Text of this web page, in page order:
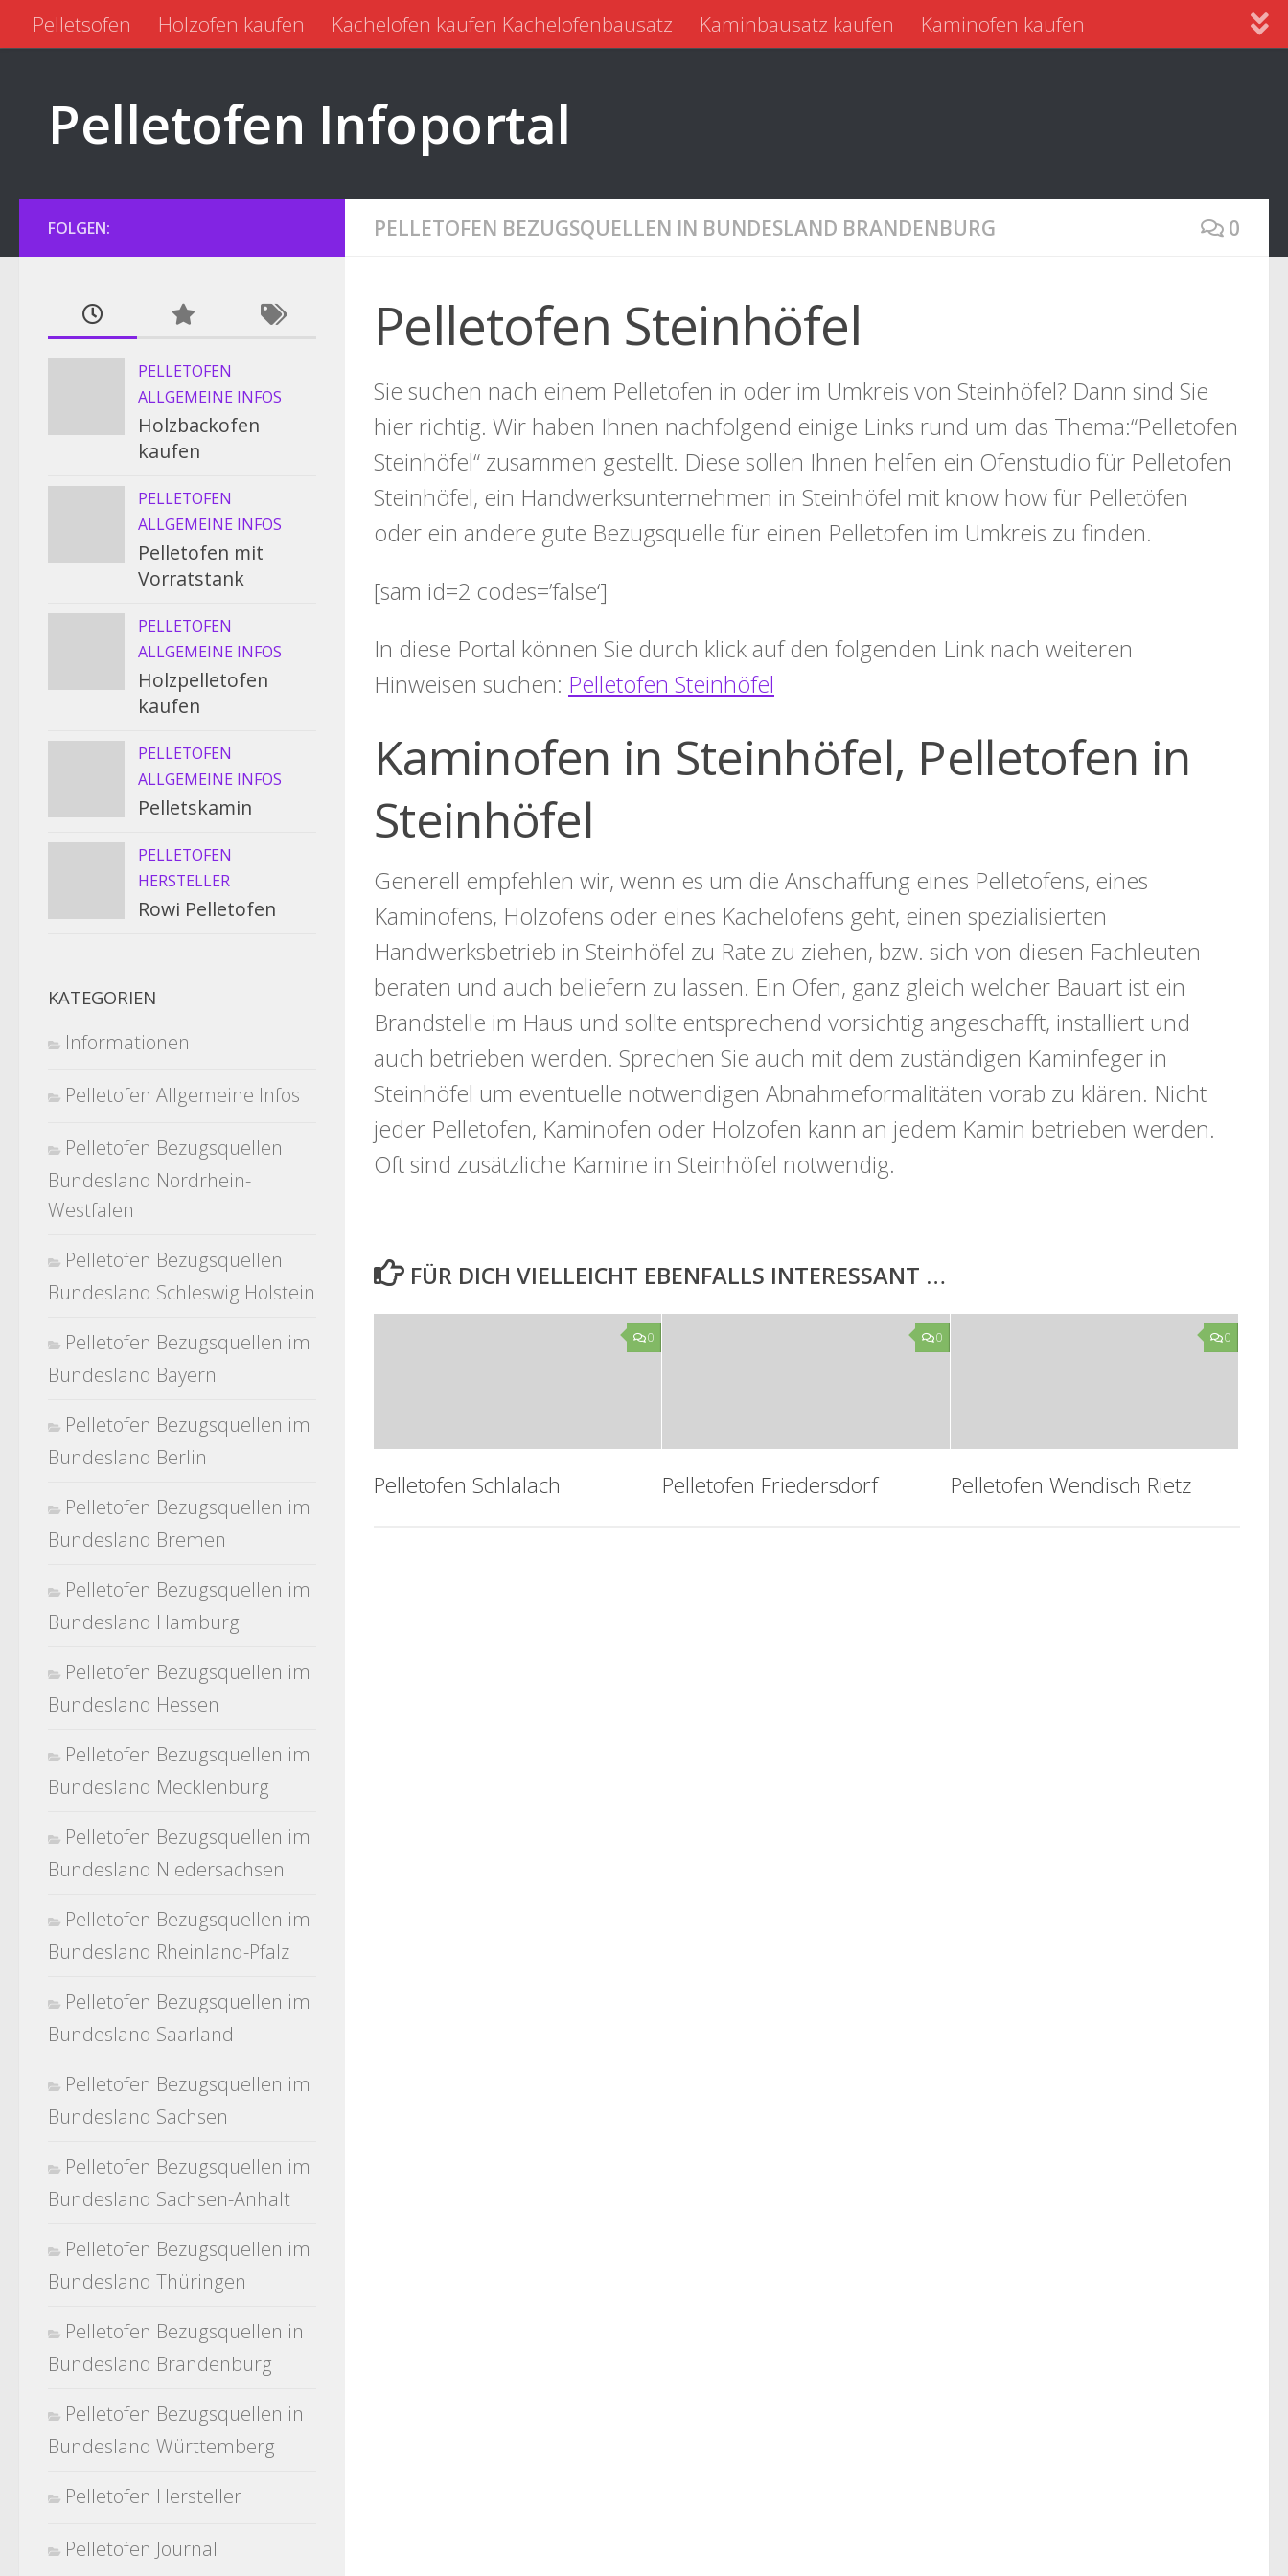
Zum Inhalt springen
Pelletsofen Holzofen kaufen Kachelofen kaufen Kachelofenbausatz Kaminbausatz kaufen
Kaminofen kaufen
Pelletofen Infoportal
PELLETOFEN BEZUGSQUELLEN IN BUNDESLAND BRANDENBURG 0
Pelletofen Steinhöfel
Sie suchen nach einem Pelletofen in oder im Umkreis von Steinhöfel? Dann sind Sie
hier richtig. Wir haben Ihnen nachfolgend einige Links rund um das Thema:“Pelletofen
Steinhöfel“ zusammen gestellt. Diese sollen Ihnen helfen ein Ofenstudio für Pelletofen
Steinhöfel, ein Handwerksunternehmen in Steinhöfel mit know how für Pelletöfen
oder ein andere gute Bezugsquelle für einen Pelletofen im Umkreis zu finden.
[sam id=2 codes=’false‘]
In diese Portal können Sie durch klick auf den folgenden Link nach weiteren
Hinweisen suchen: Pelletofen Steinhöfel
Kaminofen in Steinhöfel, Pelletofen in
Steinhöfel
Generell empfehlen wir, wenn es um die Anschaffung eines Pelletofens, eines
Kaminofens, Holzofens oder eines Kachelofens geht, einen spezialisierten
Handwerksbetrieb in Steinhöfel zu Rate zu ziehen, bzw. sich von diesen Fachleuten
beraten und auch beliefern zu lassen. Ein Ofen, ganz gleich welcher Bauart ist ein
Brandstelle im Haus und sollte entsprechend vorsichtig angeschafft, installiert und
auch betrieben werden. Sprechen Sie auch mit dem zuständigen Kaminfeger in
Steinhöfel um eventuelle notwendigen Abnahmeformalitäten vorab zu klären. Nicht
jeder Pelletofen, Kaminofen oder Holzofen kann an jedem Kamin betrieben werden.
Oft sind zusätzliche Kamine in Steinhöfel notwendig.
FÜR DICH VIELLEICHT EBENFALLS INTERESSANT …
0
Pelletofen Schlalach
0
Pelletofen Friedersdorf
0
Pelletofen Wendisch Rietz
FOLGEN:
PELLETOFEN
ALLGEMEINE INFOS
Holzbackofen
kaufen
PELLETOFEN
ALLGEMEINE INFOS
Pelletofen mit
Vorratstank
PELLETOFEN
ALLGEMEINE INFOS
Holzpelletofen
kaufen
PELLETOFEN
ALLGEMEINE INFOS
Pelletskamin
PELLETOFEN
HERSTELLER
Rowi Pelletofen
KATEGORIEN
Informationen
Pelletofen Allgemeine Infos
Pelletofen Bezugsquellen
Bundesland Nordrhein-
Westfalen
Pelletofen Bezugsquellen
Bundesland Schleswig Holstein
Pelletofen Bezugsquellen im
Bundesland Bayern
Pelletofen Bezugsquellen im
Bundesland Berlin
Pelletofen Bezugsquellen im
Bundesland Bremen
Pelletofen Bezugsquellen im
Bundesland Hamburg
Pelletofen Bezugsquellen im
Bundesland Hessen
Pelletofen Bezugsquellen im
Bundesland Mecklenburg
Pelletofen Bezugsquellen im
Bundesland Niedersachsen
Pelletofen Bezugsquellen im
Bundesland Rheinland-Pfalz
Pelletofen Bezugsquellen im
Bundesland Saarland
Pelletofen Bezugsquellen im
Bundesland Sachsen
Pelletofen Bezugsquellen im
Bundesland Sachsen-Anhalt
Pelletofen Bezugsquellen im
Bundesland Thüringen
Pelletofen Bezugsquellen in
Bundesland Brandenburg
Pelletofen Bezugsquellen in
Bundesland Württemberg
Pelletofen Hersteller
Pelletofen Journal